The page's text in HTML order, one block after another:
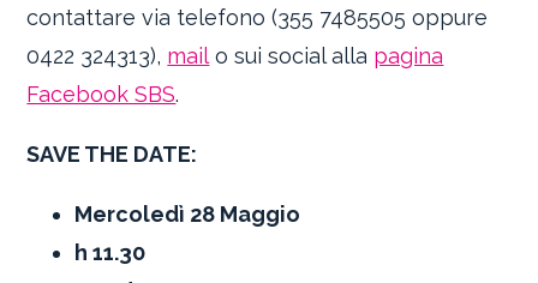
contattare via telefono (355 7485505 oppure
0422 324313), mail o sui social alla pagina
Facebook SBS.
SAVE THE DATE:
Mercoledì 28 Maggio
h 11.30